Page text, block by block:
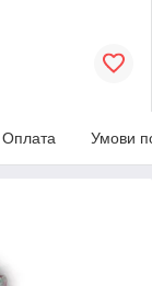
Оплата Умови